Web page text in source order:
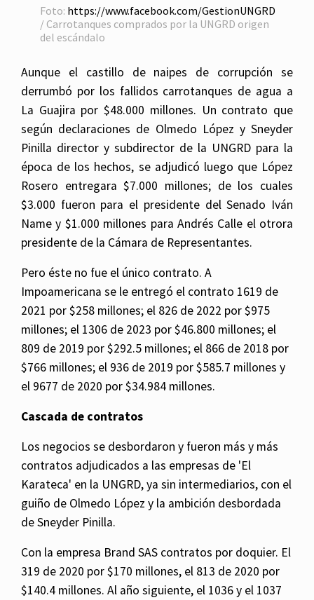
Foto: https://www.facebook.com/GestionUNGRD
/ Carrotanques comprados por la UNGRD origen
del escándalo
Aunque el castillo de naipes de corrupción se
derrumbó por los fallidos carrotanques de agua a
La Guajira por $48.000 millones. Un contrato que
según declaraciones de Olmedo López y Sneyder
Pinilla director y subdirector de la UNGRD para la
época de los hechos, se adjudicó luego que López
Rosero entregara $7.000 millones; de los cuales
$3.000 fueron para el presidente del Senado Iván
Name y $1.000 millones para Andrés Calle el otrora
presidente de la Cámara de Representantes.
Pero éste no fue el único contrato. A
Impoamericana se le entregó el contrato 1619 de
2021 por $258 millones; el 826 de 2022 por $975
millones; el 1306 de 2023 por $46.800 millones; el
809 de 2019 por $292.5 millones; el 866 de 2018 por
$766 millones; el 936 de 2019 por $585.7 millones y
el 9677 de 2020 por $34.984 millones.
Cascada de contratos
Los negocios se desbordaron y fueron más y más
contratos adjudicados a las empresas de 'El
Karateca' en la UNGRD, ya sin intermediarios, con el
guiño de Olmedo López y la ambición desbordada
de Sneyder Pinilla.
Con la empresa Brand SAS contratos por doquier. El
319 de 2020 por $170 millones, el 813 de 2020 por
$140.4 millones. Al año siguiente, el 1036 y el 1037